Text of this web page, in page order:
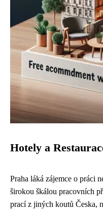
Hotely a
Praha láká zájemce o práci
širokou škálou pracovních
prací z jiných koutů Česka,